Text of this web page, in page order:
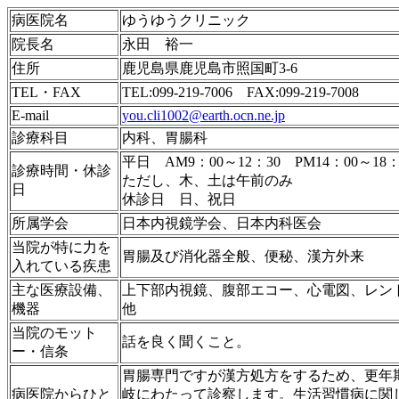
病医院名
ゆうゆうクリニック
院長名
永田 裕一
住所
鹿児島県鹿児島市照国町3-6
TEL・FAX
TEL:099-219-7006 FAX:099-219-7008
E-mail
you.cli1002@earth.ocn.ne.jp
診療科目
内科、胃腸科
診療時間・休診
日
平日 AM9：00～12：30 PM14：00～18
ただし、木、土は午前のみ
休診日 日、祝日
所属学会
日本内視鏡学会、日本内科医会
当院が特に力を
入れている疾患
胃腸及び消化器全般、便秘、漢方外来
主な医療設備、
機器
上下部内視鏡、腹部エコー、心電図、レン
他
当院のモット
ー・信条
話を良く聞くこと。
病医院からひと
胃腸専門ですが漢方処方をするため、更年
岐にわたって診察します。生活習慣病に関